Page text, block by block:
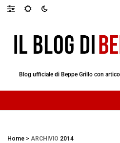
Blog ufficiale di Beppe Grillo con
Home > ARCHIVIO 2014